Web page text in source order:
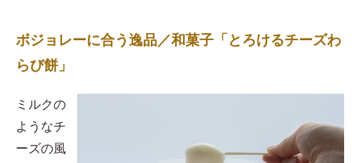
ボジョレーに合う逸品／和菓子「とろけるチーズわ
らび餅」
​ミルクの
ようなチ
ーズの風